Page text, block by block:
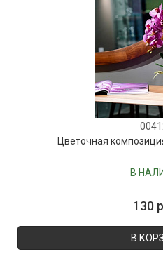
Цветочная
В
130
В